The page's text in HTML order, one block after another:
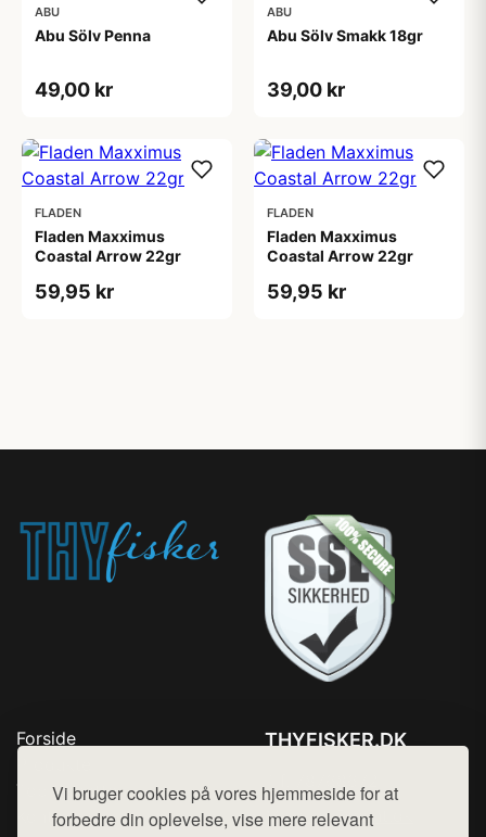
Vi bruger cookies på vores hjemmeside for at
forbedre din oplevelse, vise mere relevant
ABU
Abu Sölv Penna
49,00 kr
ABU
Abu Sölv Smakk 18gr
39,00 kr
FLADEN
Fladen Maxximus
Coastal Arrow 22gr
59,95 kr
FLADEN
Fladen Maxximus
Coastal Arrow 22gr
59,95 kr
Forside
Top Rabatter
Kontakt
THYFISKER.DK
Mail: hej@want.dk